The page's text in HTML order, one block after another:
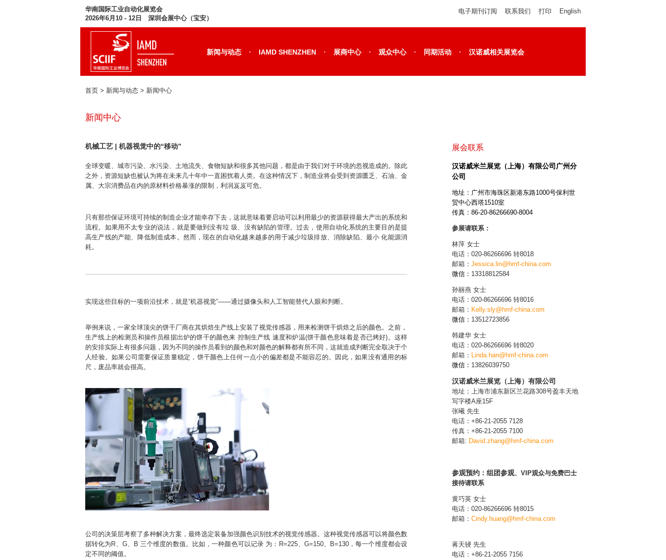
华南国际工业自动化展览会
2026年6月10 - 12日 深圳会展中心（宝安）
电子期刊订阅 联系我们 打印 English
新闻与动态 · IAMD SHENZHEN · 展商中心 · 观众中心 · 同期活动 · 汉诺威相关展览会
首页 > 新闻与动态 > 新闻中心
新闻中心
机械工艺 | 机器视觉中的“移动”
全球变暖、城市污染、水污染、土地流失、食物短缺和很多其他问题，都是由于我们对于环境的忽视造成的。除此
之外，资源短缺也被认为将在未来几十年中一直困扰着人类。在这种情况下，制造业将会受到资源匮乏、石油、金
属、大宗消费品在内的原材料价格暴涨的限制，利润岌岌可危。
只有那些保证环境可持续的制造企业才能幸存下去，这就意味着要启动可以利用最少的资源获得最大产出的系统和
流程。如果用不太专业的说法，就是要做到没有垃 圾、没有缺陷的管理。过去，使用自动化系统的主要目的是提
高生产线的产能、降低制造成本。然而，现在的自动化越来越多的用于减少垃圾排放、消除缺陷、最小 化能源消
耗。
实现这些目标的一项前沿技术，就是“机器视觉”——通过摄像头和人工智能替代人眼和判断。
举例来说，一家全球顶尖的饼干厂商在其烘焙生产线上安装了视觉传感器，用来检测饼干烘焙之后的颜色。之前，
生产线上的检测员和操作员根据出炉的饼干的颜色来 控制生产线 速度和炉温(饼干颜色意味着是否已烤好)。这样
的安排实际上有很多问题，因为不同的操作员看到的颜色和对颜色的解释都有所不同，这就造成判断完全取决于个
人经验。如果公司需要保证质量稳定，饼干颜色上任何一点小的偏差都是不能容忍的。因此，如果没有通用的标
尺，废品率就会很高。
公司的决策层考察了多种解决方案，最终选定装备加强颜色识别技术的视觉传感器。这种视觉传感器可以将颜色数
据转化为R、G、B 三个维度的数值。比如，一种颜色可以记录 为：R=225、G=150、B=130，每一个维度都会设
定不同的阈值。
展会联系
汉诺威米兰展览（上海）有限公司广州分
公司
地址：广州市海珠区新港东路1000号保利世
贸中心西塔1510室
传真：86-20-86266690-8004
参展请联系：
林萍 女士
电话：020-86266696 转8018
邮箱： Jessica.lin@hmf-china.com
微信： 13318812584
孙丽燕 女士
电话：020-86266696 转8016
邮箱： Kelly.sly@hmf-china.com
微信： 13512723856
韩建华 女士
电话：020-86266696 转8020
邮箱： Linda.han@hmf-china.com
微信： 13826039750
汉诺威米兰展览（上海）有限公司
地址：上海市浦东新区兰花路308号盈丰天地
写字楼A座15F
张曦 先生
电话：+86-21-2055 7128
传真：+86-21-2055 7100
邮箱: David.zhang@hmf-china.com
参观预约：组团参观、VIP观众与免费巴士
接待请联系
黄巧英 女士
电话：020-86266696 转8015
邮箱： Cindy.huang@hmf-china.com​
蒋天骎 先生
电话：+86-21-2055 7156